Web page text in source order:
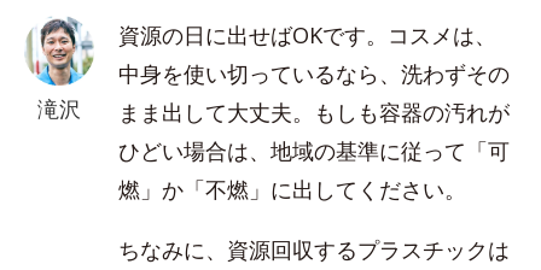
滝沢
資源の日に出せばOKです。コスメは、
中身を使い切っているなら、洗わずその
まま出して大丈夫。もしも容器の汚れが
ひどい場合は、地域の基準に従って「可
燃」か「不燃」に出してください。
ちなみに、資源回収するプラスチックは